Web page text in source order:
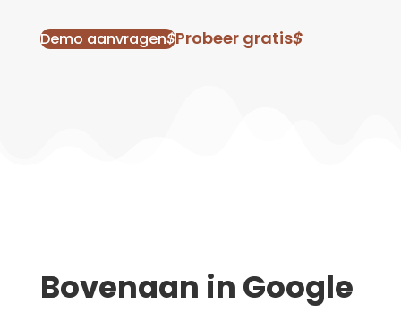
Demo aanvragen$Probeer gratis$
Bovenaan in Google